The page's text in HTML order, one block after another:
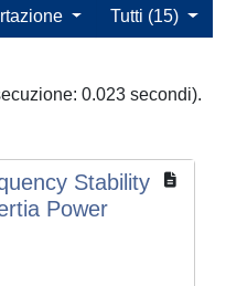
Tutti (15)
0.023 secondi).
Stability
Power